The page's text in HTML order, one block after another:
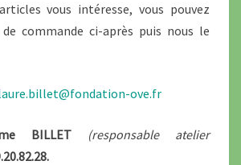
vous intéresse, vous pouvez
commande ci-après puis nous le
ove.fr
BILLET (responsable atelier